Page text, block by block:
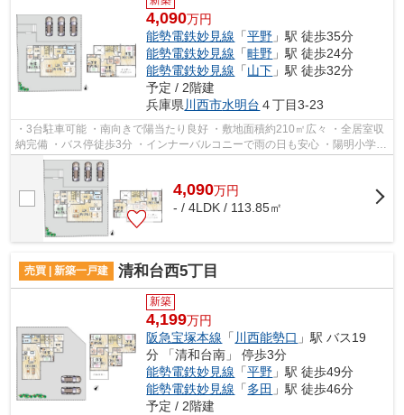
4,090万円
能勢電鉄妙見線 「平野 」駅 徒歩35分
能勢電鉄妙見線 「畦野 」駅 徒歩24分
能勢電鉄妙見線 「山下 」駅 徒歩32分
予定 / 2階建
兵庫県 川西市水明台 ４丁目3-23
・3台駐車可能 ・南向きで陽当たり良好 ・敷地面積約210㎡広々 ・全居室収
納完備 ・バス停徒歩3分 ・インナーバルコニーで雨の日も安心 ・陽明小学校
／緑台中学校
4,090万円
- / 4LDK / 113.85㎡
売買 | 新築一戸建 清和台西5丁目
新築
4,199万円
阪急宝塚本線 「 川西能勢口 」駅 バス19
分 「清和台南」 停歩3分
能勢電鉄妙見線 「平野 」駅 徒歩49分
能勢電鉄妙見線 「多田 」駅 徒歩46分
予定 / 2階建